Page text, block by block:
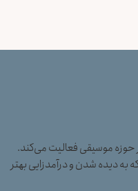
موسیقی فعالیت می‌کند.
به دیده شدن و درآمدزایی بهتر